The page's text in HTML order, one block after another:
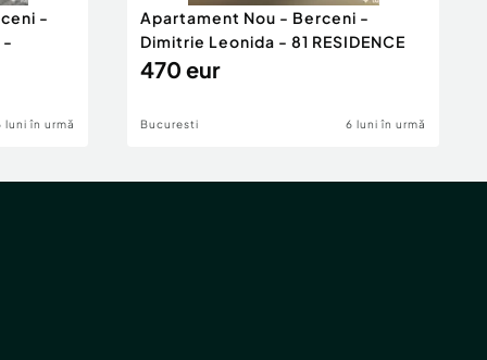
-
-
luni în urmă
Apartament Nou - Berceni -
Dimitrie Leonida - 81 RESIDENCE
470 eur
Bucuresti 6 luni în urmă